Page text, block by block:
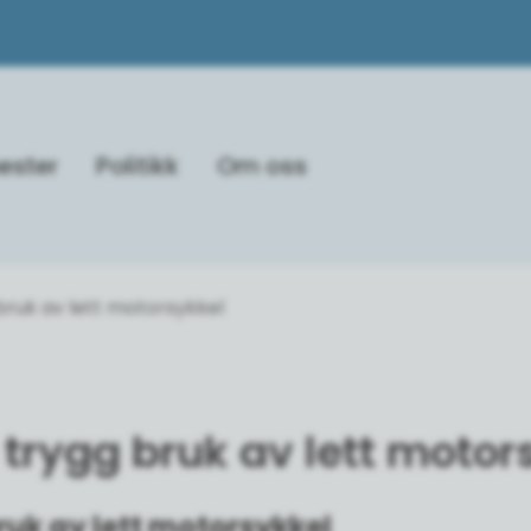
Politikk Om oss
av lett motorsykkel
bruk av lett